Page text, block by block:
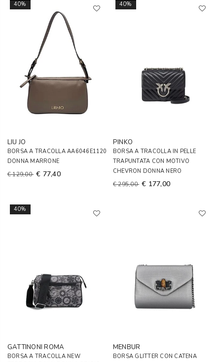
40%
LIU JO
BORSA A TRACOLLA AA6046E1120
DONNA MARRONE
€ 129,00 € 77,40
40%
PINKO
BORSA A TRACOLLA IN PELLE
TRAPUNTATA CON MOTIVO
CHEVRON DONNA NERO
€ 295,00 € 177,00
40%
GATTINONI ROMA
BORSA A TRACOLLA NEW
MENBUR
BORSA GLITTER CON CATENA